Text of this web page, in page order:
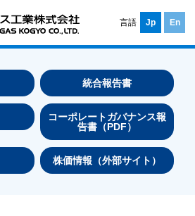
言語 Jp En
統合報告書
コーポレートガバナンス報
告書（PDF）
株価情報（外部サイト）